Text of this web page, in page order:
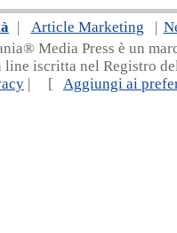
| Article Marketing |
Media Press è un
line iscritta nel Registro
| [ Aggiungi ai